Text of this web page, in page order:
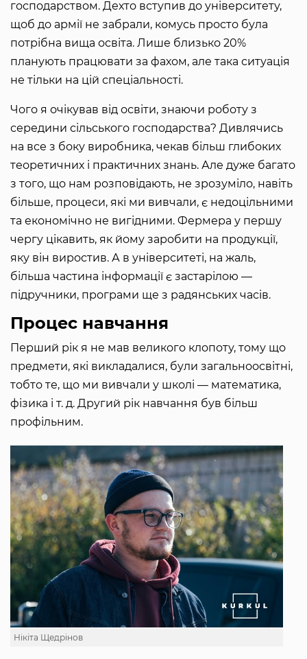
господарством. Дехто вступив до університету,
щоб до армії не забрали, комусь просто була
потрібна вища освіта. Лише близько 20%
планують працювати за фахом, але така ситуація
не тільки на цій спеціальності.
Чого я очікував від освіти, знаючи роботу з
середини сільського господарства? Дивлячись
на все з боку виробника, чекав більш глибоких
теоретичних і практичних знань. Але дуже багато
з того, що нам розповідають, не зрозуміло, навіть
більше, процеси, які ми вивчали, є недоцільними
та економічно не вигідними. Фермера у першу
чергу цікавить, як йому заробити на продукції,
яку він виростив. А в університеті, на жаль,
більша частина інформації є застарілою —
підручники, програми ще з радянських часів.
Процес навчання
Перший рік я не мав великого клопоту, тому що
предмети, які викладалися, були загальноосвітні,
тобто те, що ми вивчали у школі — математика,
фізика і т. д. Другий рік навчання був більш
профільним.
Нікіта Щедрінов